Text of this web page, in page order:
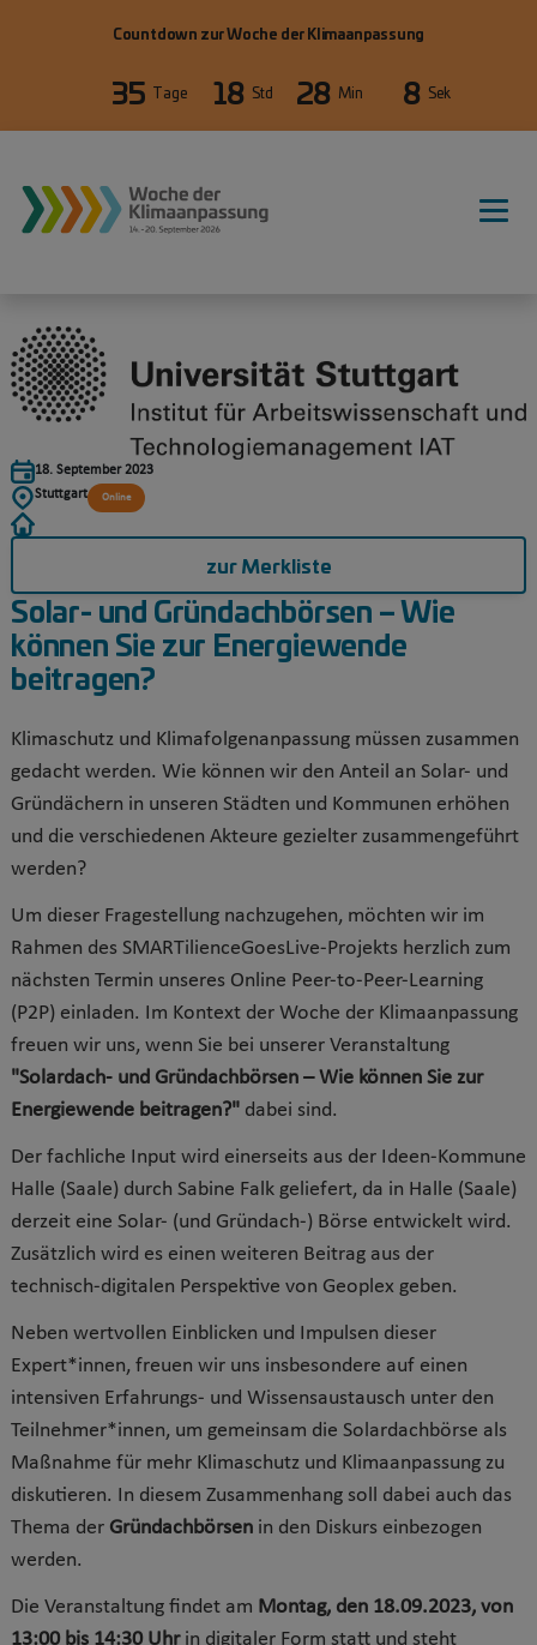
Countdown zur Woche der Klimaanpassung
35 Tage 18 Std 28 Min 8 Sek
Solar- und Gründachbörsen – Wie
können Sie zur Energiewende
beitragen?
Klimaschutz und Klimafolgenanpassung müssen zusammen
gedacht werden. Wie können wir den Anteil an Solar- und
Gründächern in unseren Städten und Kommunen erhöhen
und die verschiedenen Akteure gezielter zusammengeführt
werden?
Um dieser Fragestellung nachzugehen, möchten wir im
Rahmen des SMARTilienceGoesLive-Projekts herzlich zum
nächsten Termin unseres Online Peer-to-Peer-Learning
(P2P) einladen. Im Kontext der Woche der Klimaanpassung
freuen wir uns, wenn Sie bei unserer Veranstaltung
"Solardach- und Gründachbörsen – Wie können Sie zur
Energiewende beitragen?" dabei sind.
Der fachliche Input wird einerseits aus der Ideen-Kommune
Halle (Saale) durch Sabine Falk geliefert, da in Halle (Saale)
derzeit eine Solar- (und Gründach-) Börse entwickelt wird.
Zusätzlich wird es einen weiteren Beitrag aus der
technisch-digitalen Perspektive von Geoplex geben.
Neben wertvollen Einblicken und Impulsen dieser
Expert*innen, freuen wir uns insbesondere auf einen
intensiven Erfahrungs- und Wissensaustausch unter den
Teilnehmer*innen, um gemeinsam die Solardachbörse als
Maßnahme für mehr Klimaschutz und Klimaanpassung zu
diskutieren. In diesem Zusammenhang soll dabei auch das
Thema der Gründachbörsen in den Diskurs einbezogen
werden.
Die Veranstaltung findet am Montag, den 18.09.2023, von
13:00 bis 14:30 Uhrin digitaler Form statt und steht
18. September 2023
Stuttgart
Online
zur Merkliste